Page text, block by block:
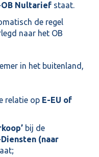
Nultarief staat.
de regel
naar het OB
in het buitenland,
relatie op E-EU of
bij de
(naar